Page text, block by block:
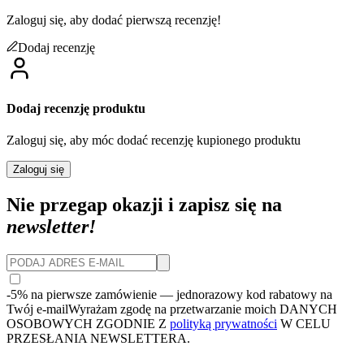
Zaloguj się, aby dodać pierwszą recenzję!
Dodaj recenzję
Dodaj recenzję produktu
Zaloguj się, aby móc dodać recenzję kupionego produktu
Zaloguj się
Nie przegap okazji i zapisz się na
newsletter!
-5% na pierwsze zamówienie — jednorazowy kod rabatowy na
Twój e-mailWyrażam zgodę na przetwarzanie moich DANYCH
OSOBOWYCH ZGODNIE Z polityką prywatności W CELU
PRZESŁANIA NEWSLETTERA.